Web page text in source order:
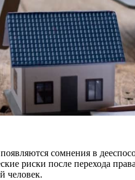
сомнения в
риски после перехода
человек.